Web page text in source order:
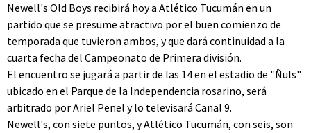
Newell's Old Boys recibirá hoy a Atlético Tucumán en un
partido que se presume atractivo por el buen comienzo de
temporada que tuvieron ambos, y que dará continuidad a la
cuarta fecha del Campeonato de Primera división.
El encuentro se jugará a partir de las 14 en el estadio de "Ñuls"
ubicado en el Parque de la Independencia rosarino, será
arbitrado por Ariel Penel y lo televisará Canal 9.
Newell's, con siete puntos, y Atlético Tucumán, con seis, son